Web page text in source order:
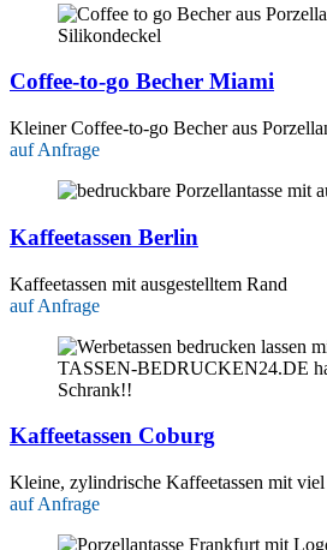
Coffee-to-go Becher Miami
Kleiner Coffee-to-go Becher aus
auf Anfrage
Kaffeetassen Berlin
Kaffeetassen mit ausgestelltem Rand
auf Anfrage
Kaffeetassen Coburg
Kleine, zylindrische Kaffeetassen mit
auf Anfrage